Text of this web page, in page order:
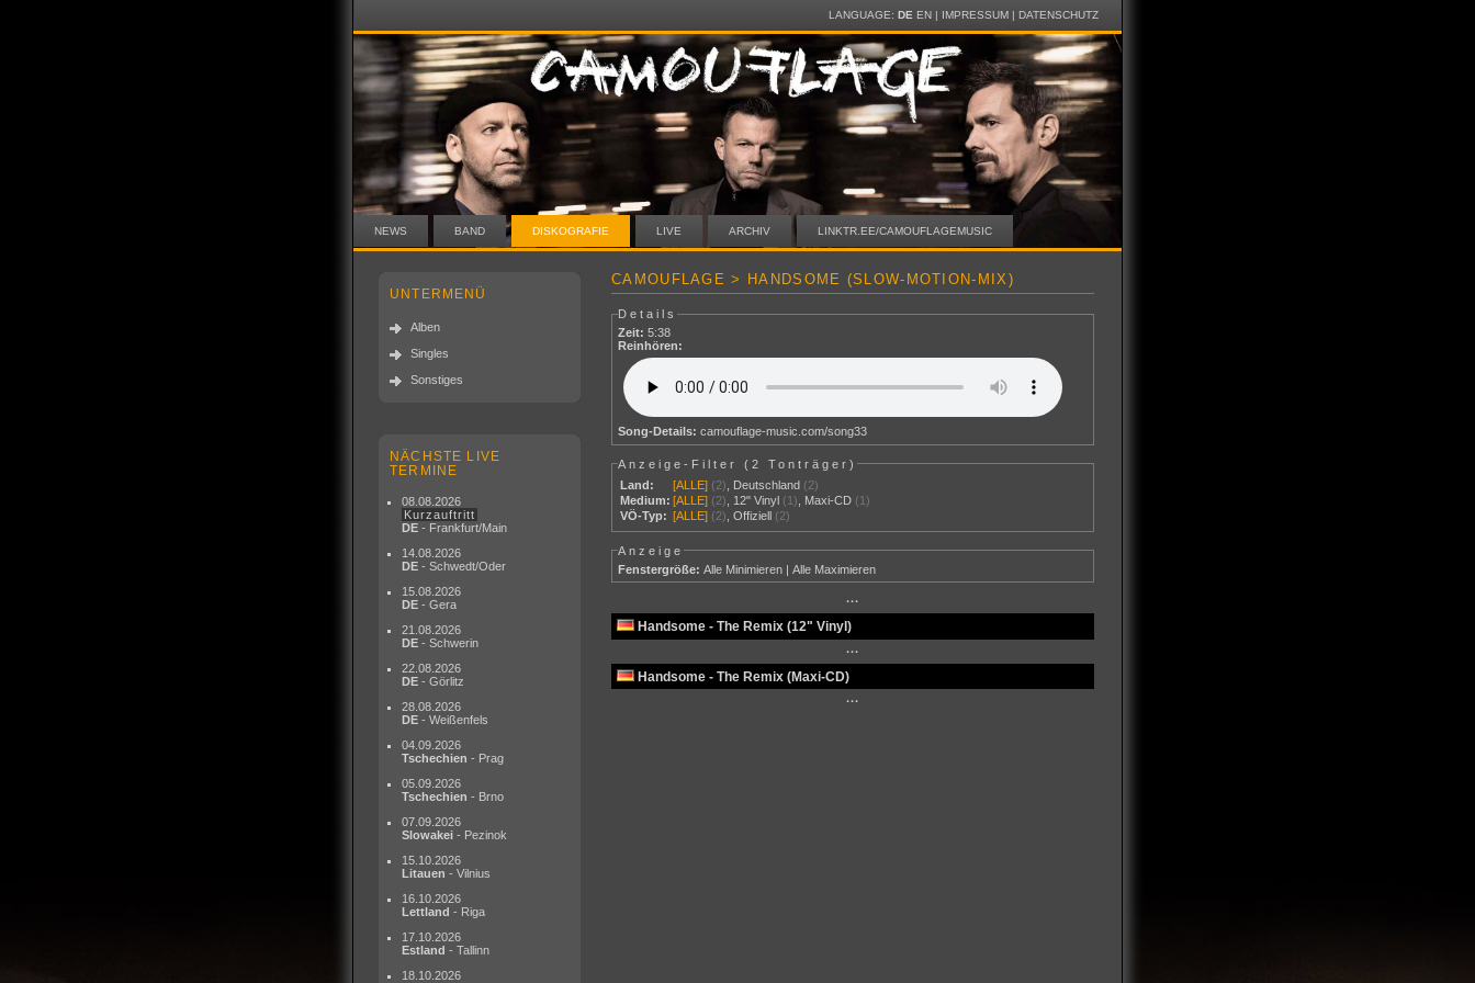
LANGUAGE: DE EN| IMPRESSUM| DATENSCHUTZ
NEWS BAND DISKOGRAFIE LIVE ARCHIV LINKTR.EE/CAMOUFLAGEMUSIC
UNTERMENÜ
Alben
Singles
Sonstiges
NÄCHSTE LIVE
TERMINE
08.08.2026
Kurzauftritt
DE - Frankfurt/Main
14.08.2026
DE - Schwedt/Oder
15.08.2026
DE - Gera
21.08.2026
DE - Schwerin
22.08.2026
DE - Görlitz
28.08.2026
DE - Weißenfels
04.09.2026
Tschechien - Prag
05.09.2026
Tschechien - Brno
07.09.2026
Slowakei - Pezinok
15.10.2026
Litauen - Vilnius
16.10.2026
Lettland - Riga
17.10.2026
Estland - Tallinn
18.10.2026
CAMOUFLAGE > HANDSOME (SLOW-MOTION-MIX)
Details
Zeit: 5:38
Reinhören:
Song-Details: camouflage-music.com/song33
Anzeige-Filter (2 Tonträger)
Land:
[ALLE] (2) Deutschland (2)
Medium: [ALLE] (2) 12" Vinyl (1) Maxi-CD (1)
VÖ-Typ: [ALLE] (2) ,Offiziell (2)
Anzeige
Fenstergröße: Alle Minimieren |Alle Maximieren
···
Handsome - The Remix (12" Vinyl)
···
Handsome - The Remix (Maxi-CD)
···